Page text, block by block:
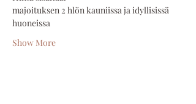
majoituksen 2 hlön kauniissa ja idyllisissä
huoneissa
Show More